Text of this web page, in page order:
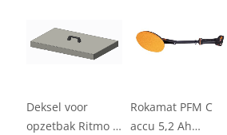
Deksel voor
opzetbak Ritmo L
Rokamat PFM C
accu 5,2 Ah